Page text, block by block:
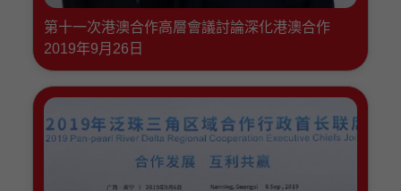
第十一次港澳合作高層會議討論深化港澳合作
2019年9月26日